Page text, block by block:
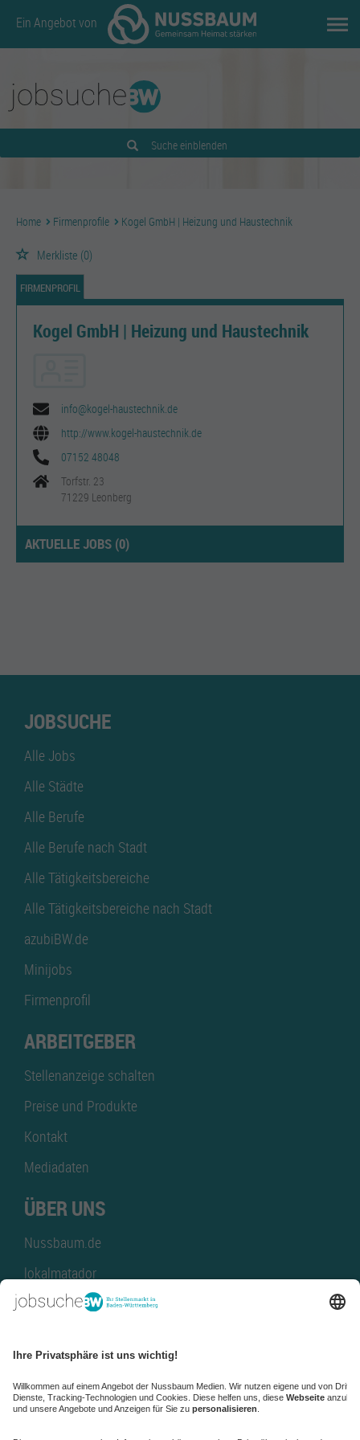
Ein Angebot von
Suche einblenden
Home Firmenprofile Kogel GmbH | Heizung und Haustechnik
Merkliste (0)
FIRMENPROFIL
Kogel GmbH | Heizung und Haustechnik
info@kogel-haustechnik.de
http://www.kogel-haustechnik.de
07152 48048
Torfstr. 23
71229 Leonberg
AKTUELLE JOBS (0)
JOBSUCHE
Alle Jobs
Alle Städte
Alle Berufe
Alle Berufe nach Stadt
Alle Tätigkeitsbereiche
Alle Tätigkeitsbereiche nach Stadt
azubiBW.de
Minijobs
Firmenprofil
ARBEITGEBER
Stellenanzeige schalten
Preise und Produkte
Kontakt
Mediadaten
ÜBER UNS
Nussbaum.de
lokalmatador
kaufinBW
NussbaumID
Nussbaum Medien